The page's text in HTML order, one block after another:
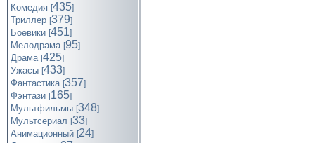
Комедия [435]
Триллер [379]
Боевики [451]
Мелодрама [95]
Драма [425]
Ужасы [433]
Фантастика [357]
Фэнтази [165]
Мультфильмы [348]
Мультсериал [33]
Анимационный [24]